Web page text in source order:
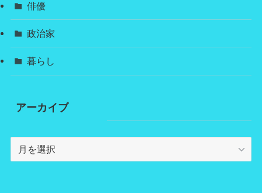
俳優
政治家
暮らし
アーカイブ